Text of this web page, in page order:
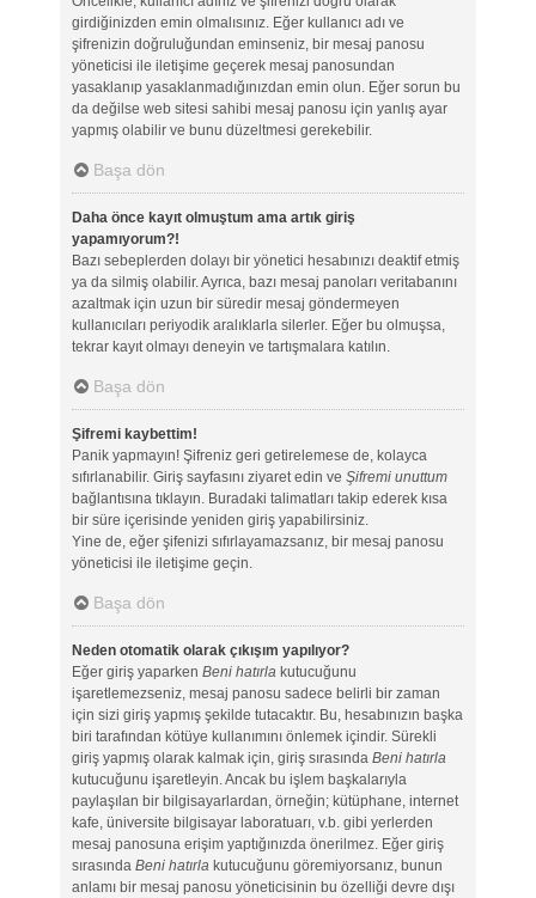
girdiğinizden emin olmalısınız. Eğer kullanıcı adı ve
şifrenizin doğruluğundan eminseniz, bir mesaj panosu
yöneticisi ile iletişime geçerek mesaj panosundan
yasaklanıp yasaklanmadığınızdan emin olun. Eğer sorun bu
da değilse web sitesi sahibi mesaj panosu için yanlış ayar
yapmış olabilir ve bunu düzeltmesi gerekebilir.
Başa dön
Daha önce kayıt olmuştum ama artık giriş
yapamıyorum?!
Bazı sebeplerden dolayı bir yönetici hesabınızı deaktif etmiş
ya da silmiş olabilir. Ayrıca, bazı mesaj panoları veritabanını
azaltmak için uzun bir süredir mesaj göndermeyen
kullanıcıları periyodik aralıklarla silerler. Eğer bu olmuşsa,
tekrar kayıt olmayı deneyin ve tartışmalara katılın.
Başa dön
Şifremi kaybettim!
Panik yapmayın! Şifreniz geri getirelemese de, kolayca
sıfırlanabilir. Giriş sayfasını ziyaret edin ve Şifremi unuttum
bağlantısına tıklayın. Buradaki talimatları takip ederek kısa
bir süre içerisinde yeniden giriş yapabilirsiniz.
Yine de, eğer şifenizi sıfırlayamazsanız, bir mesaj panosu
yöneticisi ile iletişime geçin.
Başa dön
Neden otomatik olarak çıkışım yapılıyor?
Eğer giriş yaparken Beni hatırlakutucuğunu
işaretlemezseniz, mesaj panosu sadece belirli bir zaman
için sizi giriş yapmış şekilde tutacaktır. Bu, hesabınızın başka
biri tarafından kötüye kullanımını önlemek içindir. Sürekli
giriş yapmış olarak kalmak için, giriş sırasında Beni hatırla
kutucuğunu işaretleyin. Ancak bu işlem başkalarıyla
paylaşılan bir bilgisayarlardan, örneğin; kütüphane, internet
kafe, üniversite bilgisayar laboratuarı, v.b. gibi yerlerden
mesaj panosuna erişim yaptığınızda önerilmez. Eğer giriş
sırasında Beni hatırlakutucuğunu göremiyorsanız, bunun
anlamı bir mesaj panosu yöneticisinin bu özelliği devre dışı